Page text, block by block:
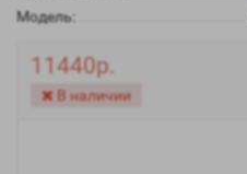
Модель:
11440р.
В наличии